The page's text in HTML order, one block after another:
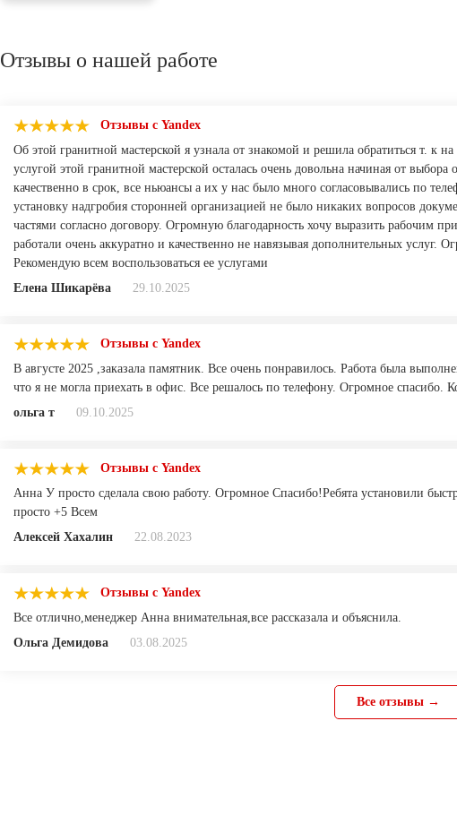
Отзывы о нашей работе
Отзывы с Yandex
Об этой гранитной мастерской я узнала от знакомой и решила обратиться т. к
услугой этой гранитной мастерской осталась очень довольна начиная от
качественно в срок, все ньюансы а их у нас было много согласовывались по
установку надгробия сторонней организацией не было никаких вопросов
частями согласно договору. Огромную благодарность хочу выразить рабочим
работали очень аккуратно и качественно не навязывая дополнительных услуг.
Рекомендую всем воспользоваться ее услугами
Елена Шикарёва
29.10.2025
Отзывы с Yandex
В августе 2025 ,заказала памятник. Все очень понравилось. Работа была
что я не могла приехать в офис. Все решалось по телефону. Огромное спасибо.
ольга т
09.10.2025
Отзывы с Yandex
Анна У просто сделала свою работу. Огромное Спасибо!Ребята установили
просто +5 Всем
Алексей Хахалин
22.08.2023
Отзывы с Yandex
Все отлично,менеджер Анна внимательная,все рассказала и объяснила.
Ольга Демидова
03.08.2025
Все отзывы →